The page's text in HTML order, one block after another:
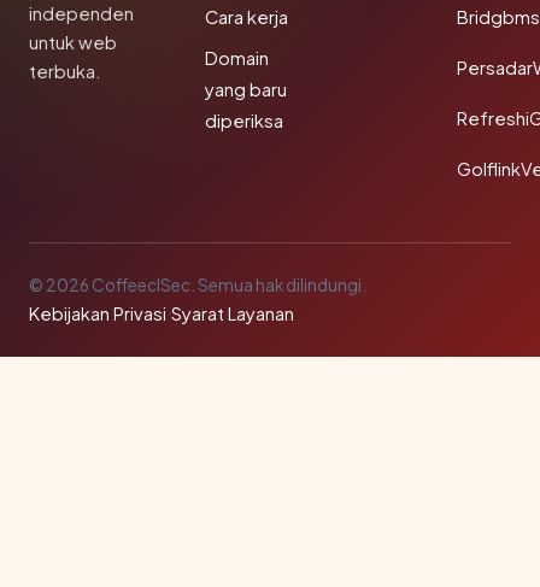
independen
untuk web
terbuka.
Cara kerja
Domain
yang baru
diperiksa
© 2026 CoffeeclSec. Semua hak dilindungi.
Kebijakan Privasi·Syarat Layanan